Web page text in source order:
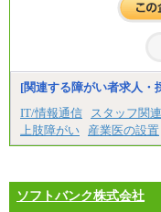
金額を最
たします
下記は新
記を再下
（1）【
0円（大学
（2）【正
[関連する障がい者求人・
IT/情報通信
スタッフ関連
上肢障がい
産業医の設置
ソフトバンク株式会社